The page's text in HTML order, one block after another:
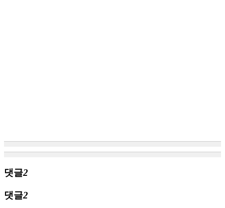
댓글2
댓글2